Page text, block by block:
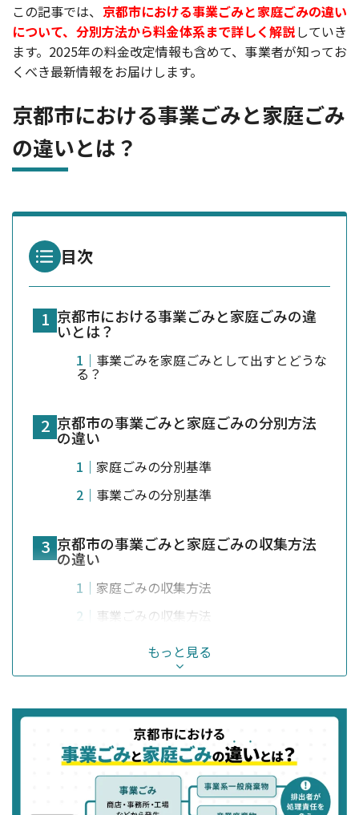
この記事では、 京都市における事業ごみと家庭ごみの違い
について、分別方法から料金体系まで詳しく解説していき
ます。2025年の料金改定情報も含めて、事業者が知ってお
くべき最新情報をお届けします。
京都市における事業ごみと家庭ごみ
の違いとは？
目次
京都市における事業ごみと家庭ごみの違
いとは？
事業ごみを家庭ごみとして出すとどうな
る？
京都市の事業ごみと家庭ごみの分別方法
の違い
家庭ごみの分別基準
事業ごみの分別基準
京都市の事業ごみと家庭ごみの収集方法
の違い
家庭ごみの収集方法
事業ごみの収集方法
京都市の事業ごみと家庭ごみの料金体系
の違い
家庭ごみの料金体系
事業ごみの料金体系
京都市伏見区で事業ごみ回収を依頼する
なら「ごみの窓口」へ
もっと見る